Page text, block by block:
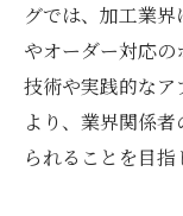
グでは、加工業
やオーダー対応
技術や実践的な
より、業界関係
られることを目指